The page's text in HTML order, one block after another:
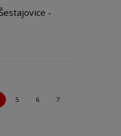
-
5 6
7